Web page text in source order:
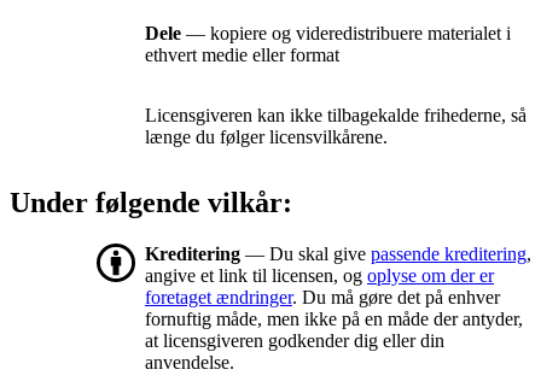
Dele — kopiere og videredistribuere materialet i
ethvert medie eller format
Licensgiveren kan ikke tilbagekalde frihederne, så
længe du følger licensvilkårene.
Under følgende vilkår:
Kreditering — Du skal give passende kreditering,
angive et link til licensen, og oplyse om der er
foretaget ændringer. Du må gøre det på enhver
fornuftig måde, men ikke på en måde der antyder,
at licensgiveren godkender dig eller din
anvendelse.